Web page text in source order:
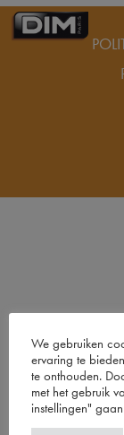
We gebruiken
ervaring te
te onthouden.
met het gebruik
instellingen"